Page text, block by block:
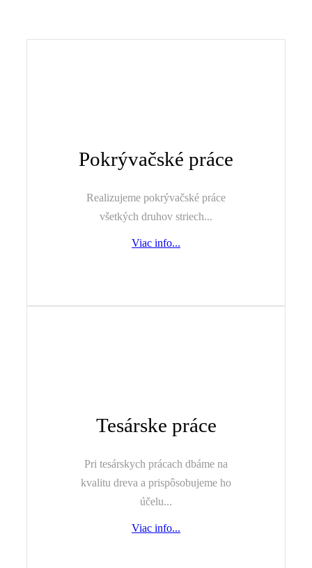
Pokrývačské práce
Realizujeme pokrývačské práce
všetkých druhov striech...
Viac info...
Tesárske práce
Pri tesárskych prácach dbáme na
kvalitu dreva a prispôsobujeme ho
účelu...
Viac info...